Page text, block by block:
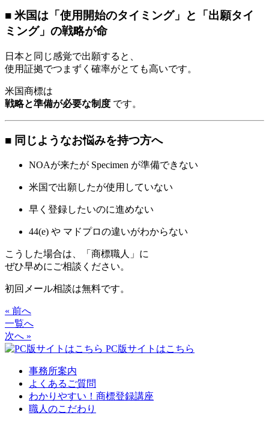
■ 米国は「使用開始のタイミング」と「出願タイ
ミング」の戦略が命
日本と同じ感覚で出願すると、
使用証拠でつまずく確率がとても高いです。
米国商標は
戦略と準備が必要な制度 です。
■ 同じようなお悩みを持つ方へ
NOAが来たが Specimen が準備できない
米国で出願したが使用していない
早く登録したいのに進めない
44(e) や マドプロの違いがわからない
こうした場合は、「商標職人」に
ぜひ早めにご相談ください。
初回メール相談は無料です。
« 前へ
一覧へ
次へ »
PC版サイトはこちら
事務所案内
よくあるご質問
わかりやすい！商標登録講座
職人のこだわり